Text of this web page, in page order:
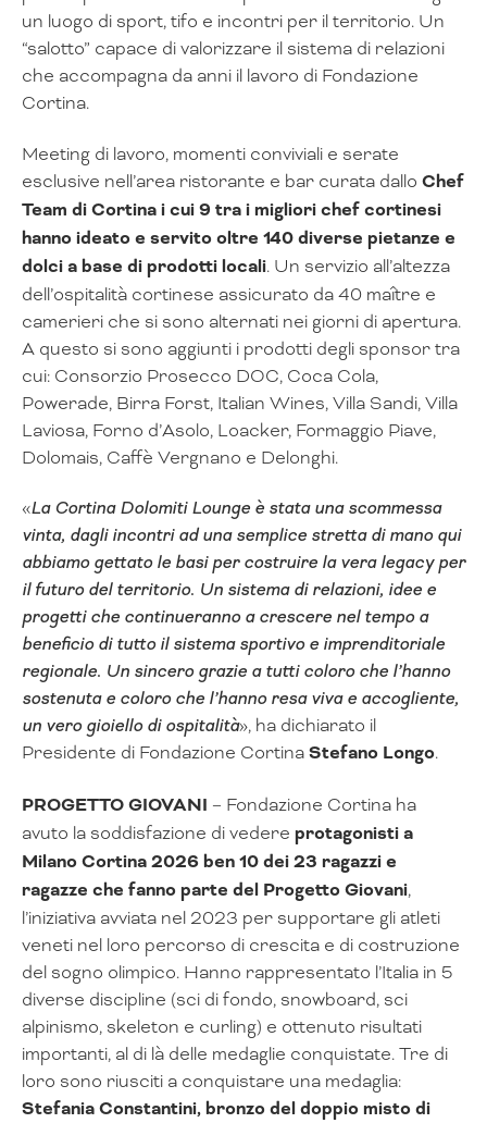
un luogo di sport, tifo e incontri per il territorio. Un
“salotto” capace di valorizzare il sistema di relazioni
che accompagna da anni il lavoro di Fondazione
Cortina.
Meeting di lavoro, momenti conviviali e serate
esclusive nell’area ristorante e bar curata dallo Chef
Team di Cortina i cui 9 tra i migliori chef cortinesi
hanno ideato e servito oltre 140 diverse pietanze e
dolci a base di prodotti locali. Un servizio all’altezza
dell’ospitalità cortinese assicurato da 40 maître e
camerieri che si sono alternati nei giorni di apertura.
A questo si sono aggiunti i prodotti degli sponsor tra
cui: Consorzio Prosecco DOC, Coca Cola,
Powerade, Birra Forst, Italian Wines, Villa Sandi, Villa
Laviosa, Forno d’Asolo, Loacker, Formaggio Piave,
Dolomais, Caffè Vergnano e Delonghi.
«La Cortina Dolomiti Lounge è stata una scommessa
vinta, dagli incontri ad una semplice stretta di mano qui
abbiamo gettato le basi per costruire la vera legacy per
il futuro del territorio. Un sistema di relazioni, idee e
progetti che continueranno a crescere nel tempo a
beneficio di tutto il sistema sportivo e imprenditoriale
regionale. Un sincero grazie a tutti coloro che l’hanno
sostenuta e coloro che l’hanno resa viva e accogliente,
un vero gioiello di ospitalità», ha dichiarato il
Presidente di Fondazione CortinaStefano Longo.
PROGETTO GIOVANI – Fondazione Cortina ha
avuto la soddisfazione di vedere protagonisti a
Milano Cortina 2026 ben 10 dei 23 ragazzi e
ragazze che fanno parte del Progetto Giovani,
l’iniziativa avviata nel 2023 per supportare gli atleti
veneti nel loro percorso di crescita e di costruzione
del sogno olimpico. Hanno rappresentato l’Italia in 5
diverse discipline (sci di fondo, snowboard, sci
alpinismo, skeleton e curling) e ottenuto risultati
importanti, al di là delle medaglie conquistate. Tre di
loro sono riusciti a conquistare una medaglia:
Stefania Constantini, bronzo del doppio misto di